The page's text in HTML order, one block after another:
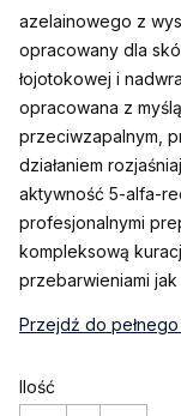
azelainowego z
opracowany dla
łojotokowej i
opracowana z
przeciwzapalnym,
działaniem
aktywność 5-alfa-
profesjonalnymi
kompleksową
przebarwieniami jak
Przejdź do
Ilość